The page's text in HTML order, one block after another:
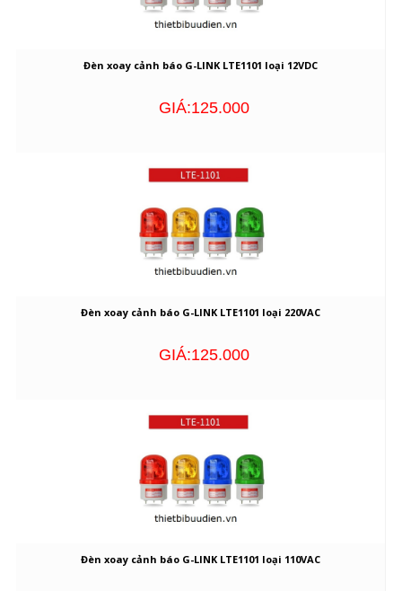
Đèn xoay cảnh báo G-LINK LTE1101 loại 12VDC
GIÁ:125.000
Đèn xoay cảnh báo G-LINK LTE1101 loại 220VAC
GIÁ:125.000
Đèn xoay cảnh báo G-LINK LTE1101 loại 110VAC